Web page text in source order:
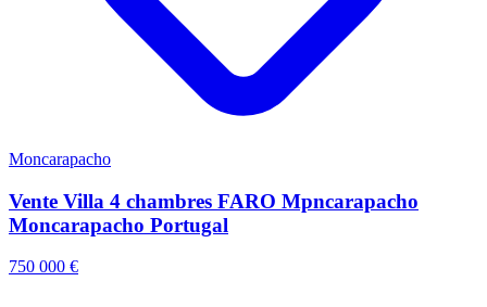
Moncarapacho
Vente Villa 4 chambres FARO Mpncarapacho
Moncarapacho Portugal
750 000 €